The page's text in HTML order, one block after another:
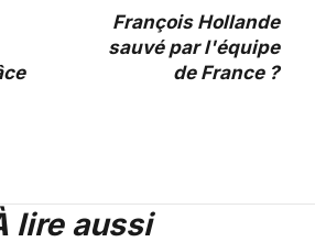
François Hollande
sauvé par l'équipe
de France ?
lire aussi